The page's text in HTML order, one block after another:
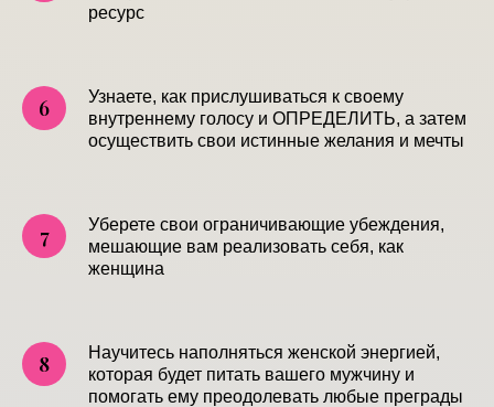
ресурс
Узнаете, как прислушиваться к своему
внутреннему голосу и ОПРЕДЕЛИТЬ, а затем
осуществить свои истинные желания и мечты
Уберете свои ограничивающие убеждения,
мешающие вам реализовать себя, как
женщина
Научитесь наполняться женской энергией,
которая будет питать вашего мужчину и
помогать ему преодолевать любые преграды